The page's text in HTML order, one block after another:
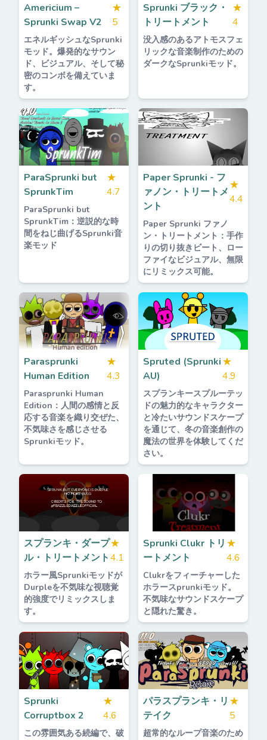
Americium –
Sprunki Swap V2
★
5
エネルギッシュなSprunki
モッド。爆発的なサウン
ド、ビジュアル、そして秘
密のコンボを備えていま
す。
Sprunki ブラック・
トリートメント
★
4
没入感のあるアトモスフェ
リックな音楽制作のための
ダークなSprunkiモッド。
ParaSprunki but
SprunkTim
★
4.7
ParaSprunki but
SprunkTim：逆説的な時
間をねじ曲げるSprunki音
楽モッド
Paper Sprunki - フ
ァノン・トリートメ
ント
★
4.4
Paper Sprunki ファノ
ン・トリートメント：手作
りの切り抜きビート、ロー
ファイなビジュアル、無限
にリミックス可能。
Parasprunki
Human Edition
★
4.3
Parasprunki Human
Edition：人間の感情と反
応する音楽を織り交ぜた、
不気味さを感じさせる
Sprunkiモッド。
Spruted (Sprunki
AU)
★
4.9
スプランキースプルーテッ
ドの魅力的なキャラクター
と冷たいサウンドスケープ
を通じて、冬の音楽創作の
魔法の世界を体験してくだ
さい。
スプランキ・ダープ
ル・トリートメント
★
4.1
ホラー風Sprunkiモッドが
Durpleを不気味な視聴覚
的強度でリミックスしま
す。
Sprunki Clukr トリ
ートメント
★
4.6
Clukrをフィーチャーした
ホラースprunkiモッド。
不気味なサウンドスケープ
と隠れた驚き。
Sprunki
Corruptbox 2
★
4.6
この雰囲気ある続編で、破
パラスプランキ・リ
テイク
★
5
超常的なループ音楽のため